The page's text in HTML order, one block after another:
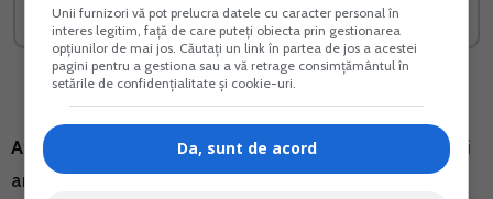
Vreau acest produs → Vreau acest produs →
Atentie!
PFA-urile pot opta si pentru plata contributiei
angajatorului de 15,3%.
Unii furnizori vă pot prelucra datele cu caracter personal în
interes legitim, față de care puteți obiecta prin gestionarea
opțiunilor de mai jos. Căutați un link în partea de jos a acestei
pagini pentru a gestiona sau a vă retrage consimțământul în
setările de confidențialitate și cookie-uri.
Da, sunt de acord